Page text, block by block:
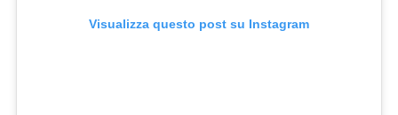
Visualizza questo post su Instagram